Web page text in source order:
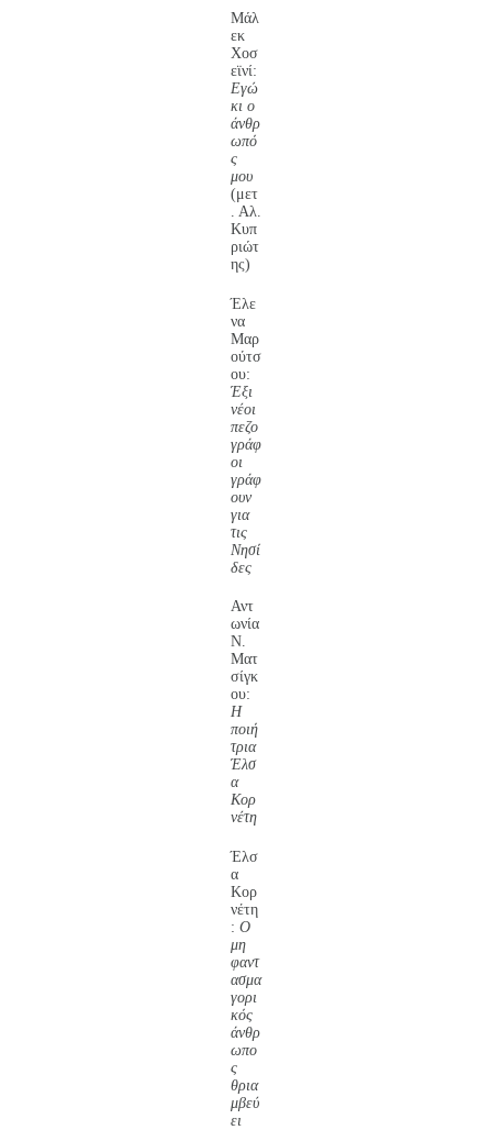
Μάλ
εκ
Χοσ
εϊνί:
Εγώ
κι ο
άνθρ
ωπό
ς
μου
(μετ
. Αλ.
Κυπ
ριώτ
ης)
Έλε
να
Μαρ
ούτσ
ου:
Έξι
νέοι
πεζο
γράφ
οι
γράφ
ουν
για
τις
Νησί
δες
Αντ
ωνία
Ν.
Ματ
σίγκ
ου:
Η
ποιή
τρια
Έλσ
α
Κορ
νέτη
Έλσ
α
Κορ
νέτη
: Ο
μη
φαντ
ασμα
γορι
κός
άνθρ
ωπο
ς
θρια
μβεύ
ει